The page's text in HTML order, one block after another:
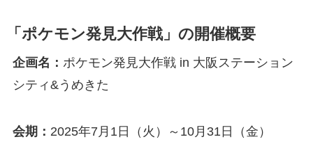
「ポケモン発見大作戦」の開催概要
企画名： ポケモン発見大作戦 in 大阪ステーション
シティ&うめきた
会期： 2025年7月1日（火）～10月31日（金）